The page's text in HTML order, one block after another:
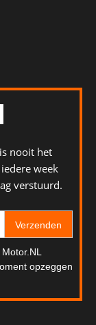
nooit het
week
verstuurd.
Verzenden
opzeggen